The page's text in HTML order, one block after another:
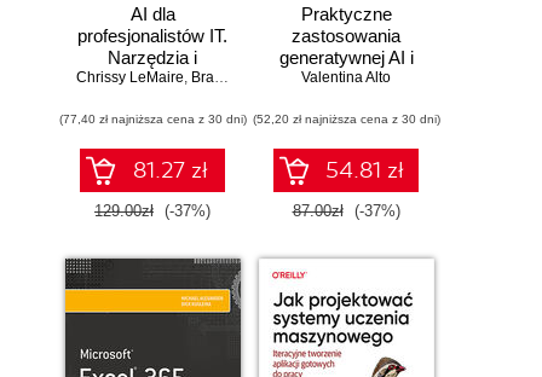
AI dla
profesjonalistów IT.
Narzędzia i
techniki
produktywność
Chrissy LeMaire, Brandon Abshire
(77,40 zł najniższa cena z 30 dni)
81.27 zł
129.00zł (-37%)
Praktyczne
zastosowania
generatywnej AI i
ChatGPT.
potencjał inżynierii
promptów z
technologiami
OpenAI dla
zwiększenia
kreatywności.
Wydanie II
Valentina Alto
(52,20 zł najniższa cena z 30 dni)
54.81 zł
87.00zł (-37%)